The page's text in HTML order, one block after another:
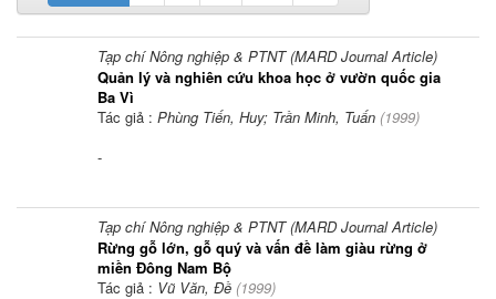
Tạp chí Nông nghiệp & PTNT (MARD Journal Article)
Quản lý và nghiên cứu khoa học ở vườn quốc gia
Ba Vì
Tác giả : Phùng Tiến, Huy; Trần Minh, Tuấn (1999)
-
Tạp chí Nông nghiệp & PTNT (MARD Journal Article)
Rừng gỗ lớn, gỗ quý và vấn đề làm giàu rừng ở
miền Đông Nam Bộ
Tác giả : Vũ Văn, Đề (1999)